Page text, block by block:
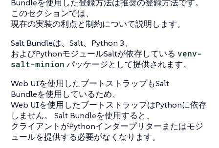
Bundleを使用した登録方法は推奨の登録方法です。
このセクションでは、
現在の実装の利点と制約について説明します。
Salt Bundleは、Salt、Python 3、
およびPythonモジュールSaltが依存している venv-
salt-minion パッケージとして提供されます。
Web UIを使用したブートストラップもSalt
Bundleを使用しているため、
Web UIを使用したブートストラップはPythonに依存
しません。 Salt Bundleを使用すると、
クライアントがPythonインタープリターまたはモジ
ュールを提供する必要がなくなります。